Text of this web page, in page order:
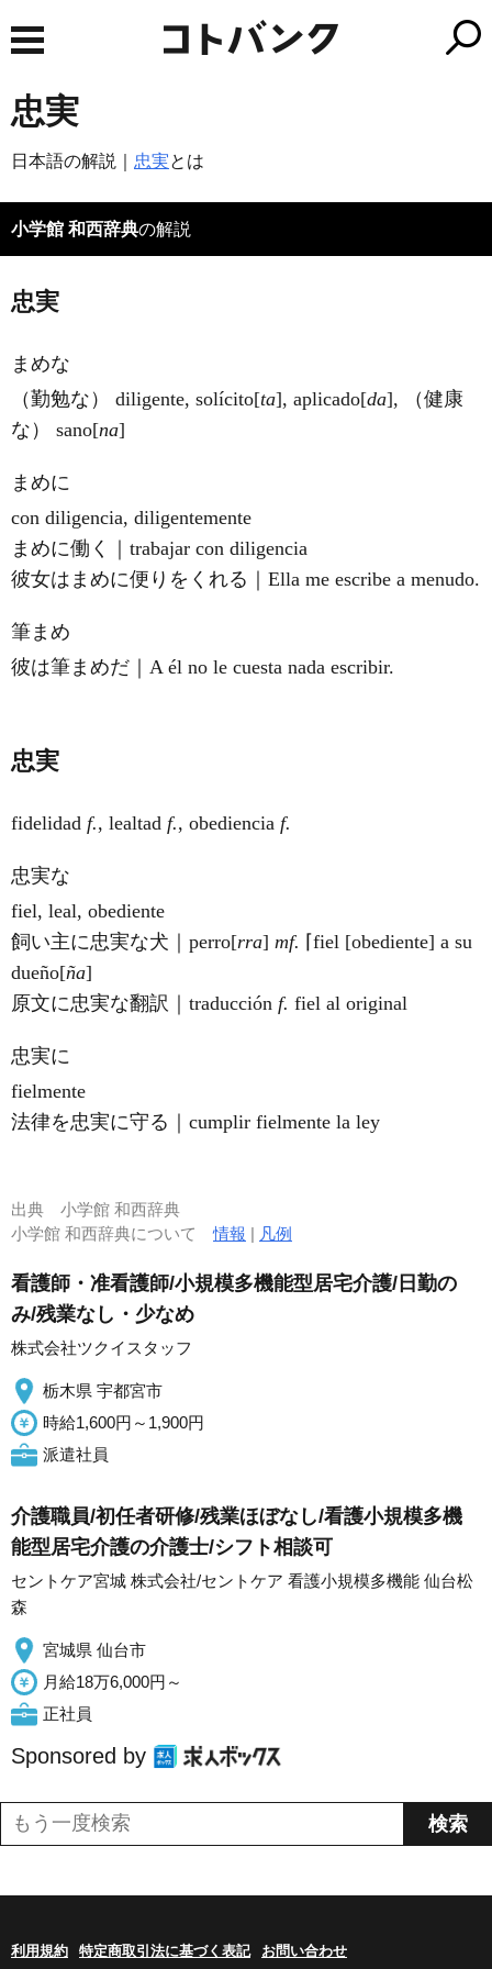
忠実
日本語の解説｜ 忠実とは
小学館 和西辞典の解説
忠実
まめな
（勤勉な） diligente, solícito[ta], aplicado[da], （健康
な） sano[na]
まめに
con diligencia, diligentemente
まめに働く｜trabajar con diligencia
彼女はまめに便りをくれる｜Ella me escribe a menudo.
筆まめ
彼は筆まめだ｜A él no le cuesta nada escribir.
忠実
fidelidad f., lealtad f., obediencia f.
忠実な
fiel, leal, obediente
飼い主に忠実な犬｜perro[rra] mf. ⌈fiel [obediente] a su
dueño[ña]
原文に忠実な翻訳｜traducción f. fiel al original
忠実に
fielmente
法律を忠実に守る｜cumplir fielmente la ley
出典 小学館 和西辞典
小学館 和西辞典について情報 | 凡例
看護師・准看護師/小規模多機能型居宅介護/日勤の
み/残業なし・少なめ
株式会社ツクイスタッフ
栃木県 宇都宮市
時給1,600円～1,900円
派遣社員
介護職員/初任者研修/残業ほぼなし/看護小規模多機
能型居宅介護の介護士/シフト相談可
セントケア宮城 株式会社/セントケア 看護小規模多機能 仙台松
森
宮城県 仙台市
月給18万6,000円～
正社員
Sponsored by
利用規約 特定商取引法に基づく表記 お問い合わせ